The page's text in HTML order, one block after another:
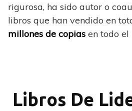
rigurosa, ha sido autor o
libros que han vendido en
millones de copias en todo el
Libros De